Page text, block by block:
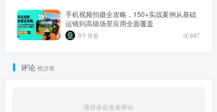
手机视频拍摄全攻略，150+实战案例从基础
运镜到高级场景应用全面覆盖
9个月前 697
评论 抢沙发
请登录后发表评论